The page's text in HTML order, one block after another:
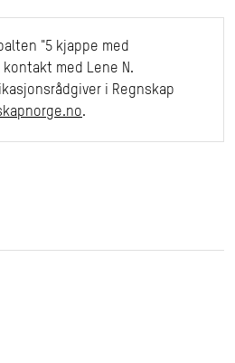
"5 kjappe med
med Lene N.
i Regnskap
.